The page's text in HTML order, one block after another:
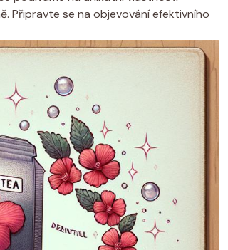
Připravte se na objevování efektivního